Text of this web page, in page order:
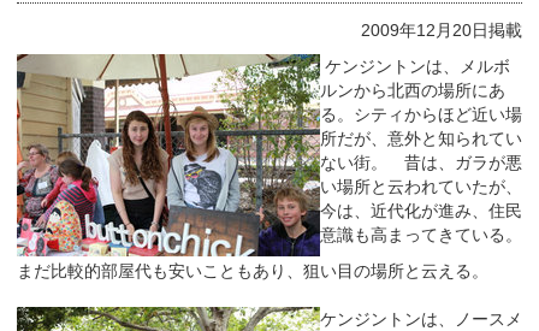
2009年12月20日掲載
ケンジントンは、メルボ
ルンから北西の場所にあ
る。シティからほど近い場
所だが、意外と知られてい
ない街。 昔は、ガラが悪
い場所と云われていたが、
今は、近代化が進み、住民
意識も高まってきている。
まだ比較的部屋代も安いこともあり、狙い目の場所と云える。
ケンジントンは、ノースメ